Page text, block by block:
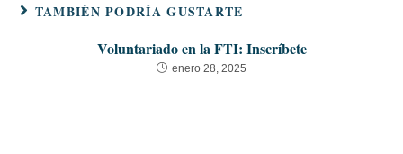
TAMBIÉN PODRÍA GUSTARTE
Voluntariado en la FTI: Inscríbete
enero 28, 2025